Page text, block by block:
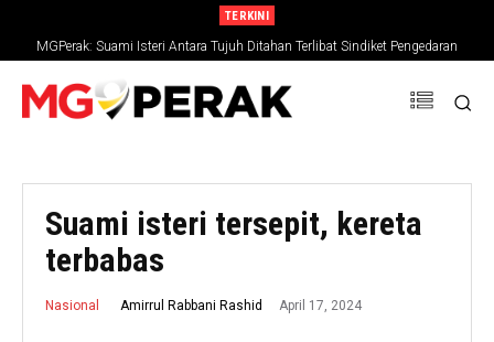
TERKINI
MGPerak: Suami Isteri Antara Tujuh Ditahan Terlibat Sindiket Pengedaran
Dadah, Rampasan RM794,827
Suami isteri tersepit, kereta
terbabas
Nasional Amirrul Rabbani Rashid April 17, 2024